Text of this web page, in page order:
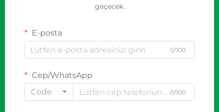
geçecek.
E-posta
0/100
Cep/WhatsApp
Code
0/100